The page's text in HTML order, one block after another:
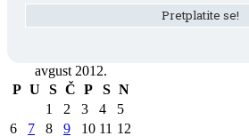
avgust 2012.
P U S Č P S N
1
2 3 4
5
6
7 8 9 10 11 12